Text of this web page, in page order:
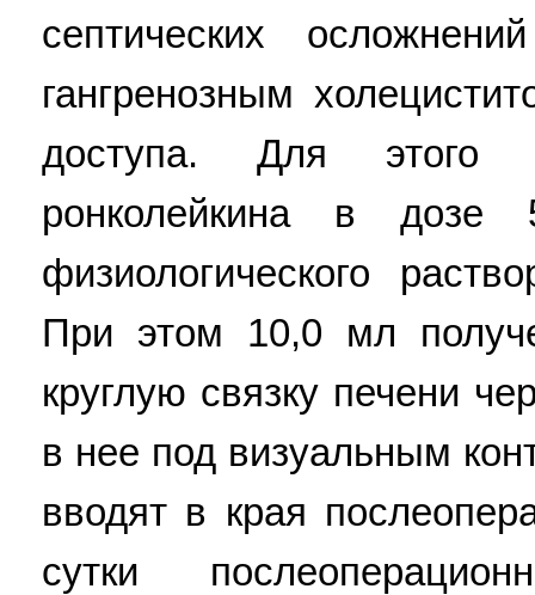
септических
гангренозным
доступа. Для этого
ронколейкина в
физиологического
При этом 10,0 мл
круглую связку печени
в нее под визуальным
вводят в края
сутки